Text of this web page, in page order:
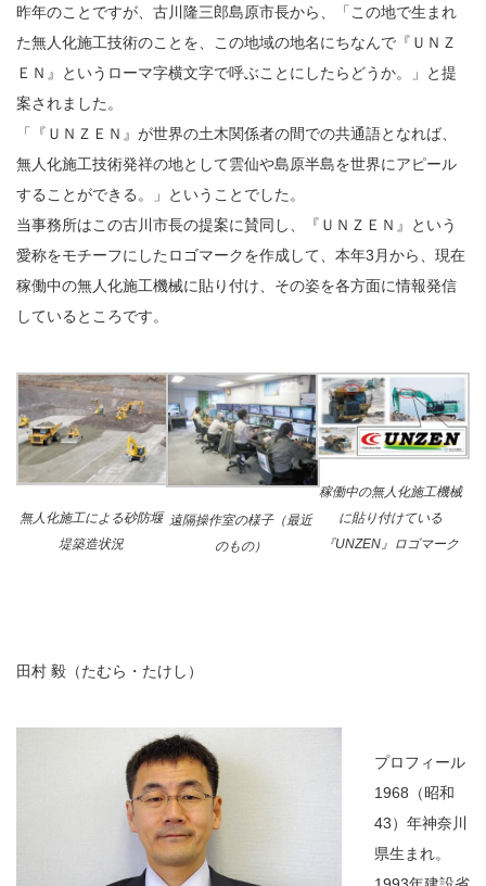
昨年のことですが、古川隆三郎島原市長から、「この地で生まれ
た無人化施工技術のことを、この地域の地名にちなんで『ＵＮＺ
ＥＮ』というローマ字横文字で呼ぶことにしたらどうか。」と提
案されました。
「『ＵＮＺＥＮ』が世界の土木関係者の間での共通語となれば、
無人化施工技術発祥の地として雲仙や島原半島を世界にアピール
することができる。」ということでした。
当事務所はこの古川市長の提案に賛同し、『ＵＮＺＥＮ』という
愛称をモチーフにしたロゴマークを作成して、本年3月から、現在
稼働中の無人化施工機械に貼り付け、その姿を各方面に情報発信
しているところです。
無人化施工による砂防堰
堤築造状況
遠隔操作室の様子（最近
のもの）
稼働中の無人化施工機械
に貼り付けている
『UNZEN』ロゴマーク
田村 毅 （たむら・たけし）
プロフィール
1968（昭和
43）年神奈川
県生まれ。